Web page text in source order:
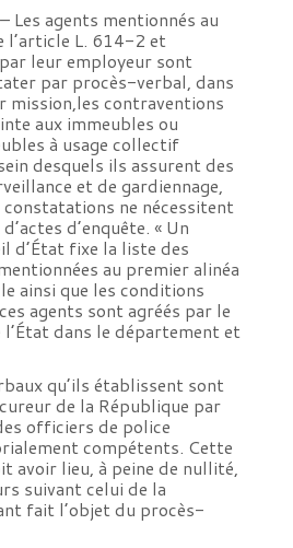
Les agents mentionnés au
l’article L. 614-2 et
leur employeur sont
par procès-verbal, dans
mission,les contraventions
aux immeubles ou
à usage collectif
desquels ils assurent des
et de gardiennage,
ne nécessitent
d’enquête. « Un
d’État fixe la liste des
au premier alinéa
ainsi que les conditions
agents sont agréés par le
dans le département et
qu’ils établissent sont
de la République par
officiers de police
compétents. Cette
avoir lieu, à peine de nullité,
suivant celui de la
fait l’objet du procès-